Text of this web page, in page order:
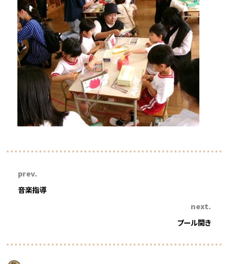
prev.
音楽指導
next.
プール開き